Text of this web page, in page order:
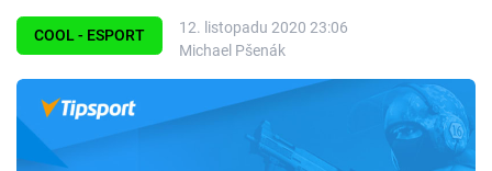
Témata
Filmy
COOL - ESPORT
12. listopadu 2020 23:06
Michael Pšenák